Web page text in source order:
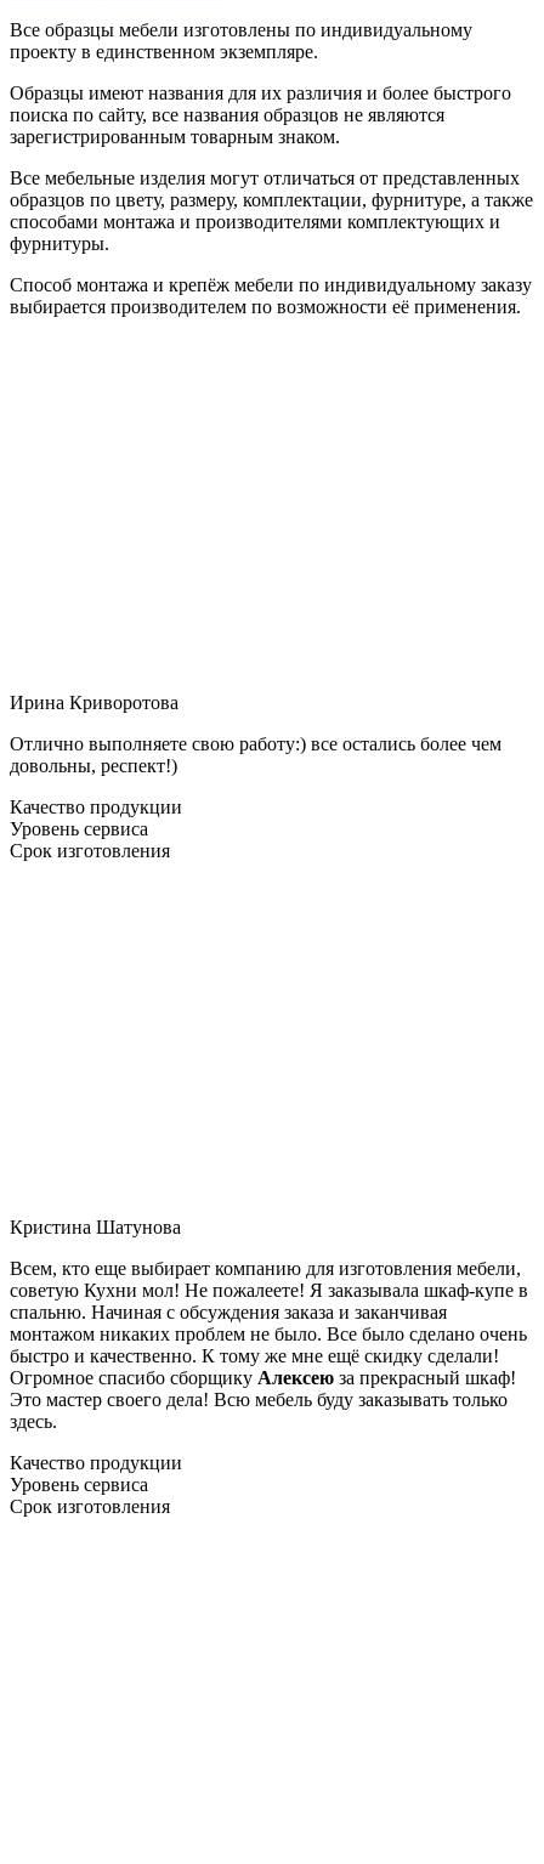
Все образцы мебели изготовлены по индивидуальному
проекту в единственном экземпляре.
Образцы имеют названия для их различия и более быстрого
поиска по сайту, все названия образцов не являются
зарегистрированным товарным знаком.
Все мебельные изделия могут отличаться от представленных
образцов по цвету, размеру, комплектации, фурнитуре, а также
способами монтажа и производителями комплектующих и
фурнитуры.
Способ монтажа и крепёж мебели по индивидуальному заказу
выбирается производителем по возможности её применения.
Ирина Криворотова
Отлично выполняете свою работу:) все остались более чем
довольны, респект!)
Качество продукции
Уровень сервиса
Срок изготовления
Кристина Шатунова
Всем, кто еще выбирает компанию для изготовления мебели,
советую Кухни мол! Не пожалеете! Я заказывала шкаф-купе в
спальню. Начиная с обсуждения заказа и заканчивая
монтажом никаких проблем не было. Все было сделано очень
быстро и качественно. К тому же мне ещё скидку сделали!
Огромное спасибо сборщику Алексею за прекрасный шкаф!
Это мастер своего дела! Всю мебель буду заказывать только
здесь.
Качество продукции
Уровень сервиса
Срок изготовления